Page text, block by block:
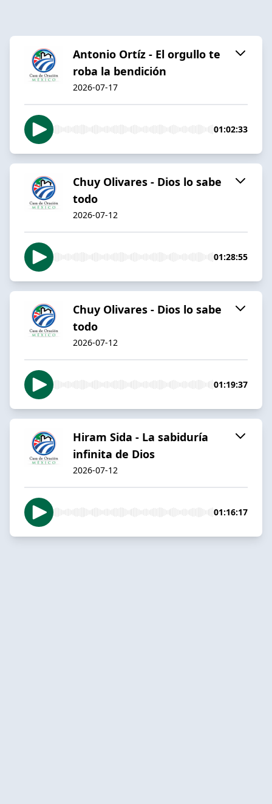
Antonio Ortíz - El orgullo te
roba la bendición
2026-07-17
01:02:33
Chuy Olivares - Dios lo sabe
todo
2026-07-12
01:28:55
Chuy Olivares - Dios lo sabe
todo
2026-07-12
01:19:37
Hiram Sida - La sabiduría
infinita de Dios
2026-07-12
01:16:17